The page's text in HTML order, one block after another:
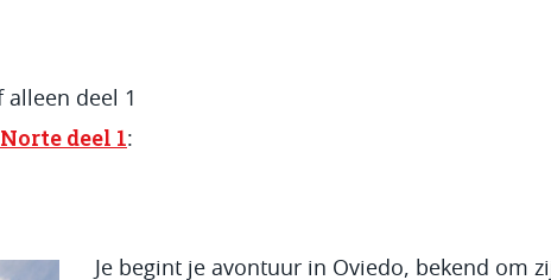
deel 1
deel 1:
Je begint je avontuur in Oviedo, bekend om